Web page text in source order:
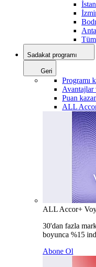
Tüm
Sadakat programı
Geri
Programı
Avantajlar
Puan
ALL
ALL Accor+
30'dan fazla
boyunca %15
Abone Ol